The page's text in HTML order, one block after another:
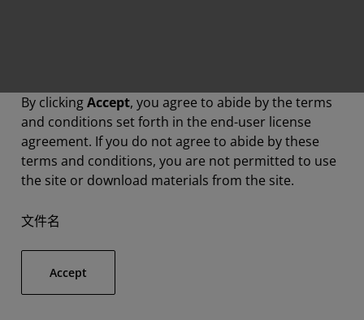
By clickingAccept, you agree to abide by the terms
and conditions set forth in the end-user license
agreement. If you do not agree to abide by these
terms and conditions, you are not permitted to use
the site or download materials from the site.
文件名
Accept